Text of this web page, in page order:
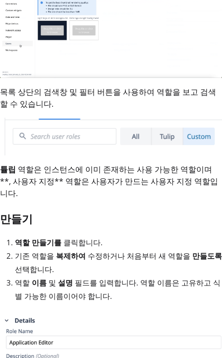
목록 상단의 검색창 및 필터 버튼을 사용하여 역할을 보고 검색
할 수 있습니다.
튤립 역할은 인스턴스에 이미 존재하는 사용 가능한 역할이며
**, 사용자 지정** 역할은 사용자가 만드는 사용자 지정 역할입
니다.
만들기
역할 만들기를 클릭합니다.
기존 역할을 복제하여 수정하거나 처음부터 새 역할을 만들도록
선택합니다.
역할 이름 및 설명 필드를 입력합니다. 역할 이름은 고유하고 식
별 가능한 이름이어야 합니다.